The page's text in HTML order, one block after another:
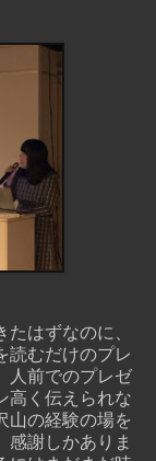
はずなのに、
読むだけのプレ
人前でのプレゼ
高く伝えられな
山の経験の場を
感謝しかありま